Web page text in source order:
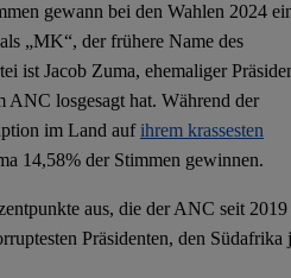
gewann bei den Wahlen 2024
„MK“, der frühere Name des
ist Jacob Zuma, ehemaliger
ANC losgesagt hat. Während der
im Land aufihrem krassesten
14,58% der Stimmen gewinnen.
aus, die der ANC seit 2019
Präsidenten, den Südafrika